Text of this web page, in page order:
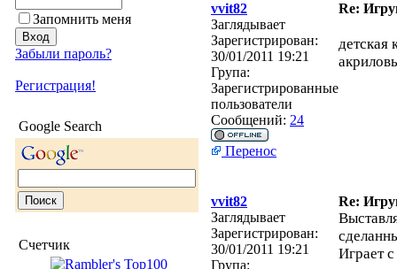
Запомнить меня
Забыли пароль?
Регистрация!
Google Search
Счетчик
vvit82
Re:
Заглядывает
Зарегистрирован:
30/01/2011 19:21
Група:
Зарегистрированные
пользователи
Сообщений: 24
детская
Перенос
vvit82
Re:
Заглядывает
Зарегистрирован:
30/01/2011 19:21
Група:
Играет